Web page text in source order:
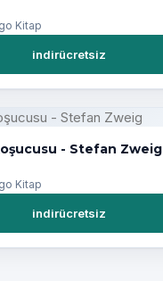
Kitap
indirücretsiz
- Stefan Zweig
Kitap
indirücretsiz